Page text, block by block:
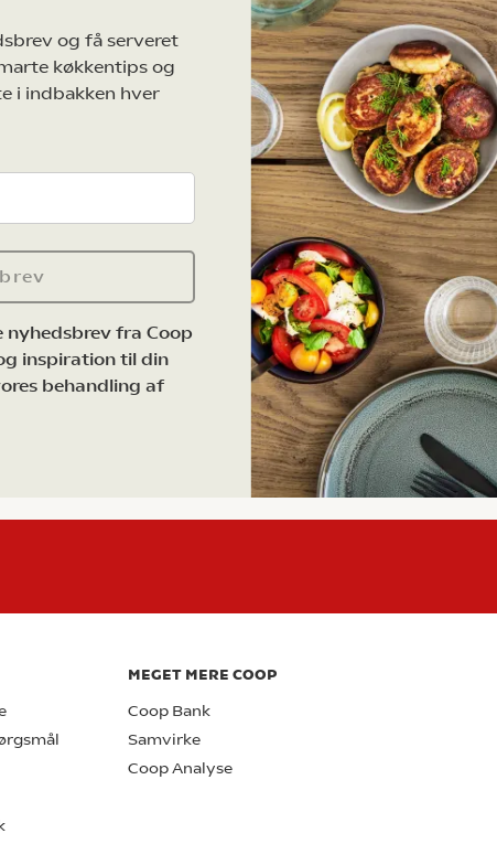
og få serveret
køkkentips og
i indbakken hver
nyhedsbrev fra Coop
inspiration til din
behandling af
MEGET MERE COOP
Coop Bank
Samvirke
Coop Analyse